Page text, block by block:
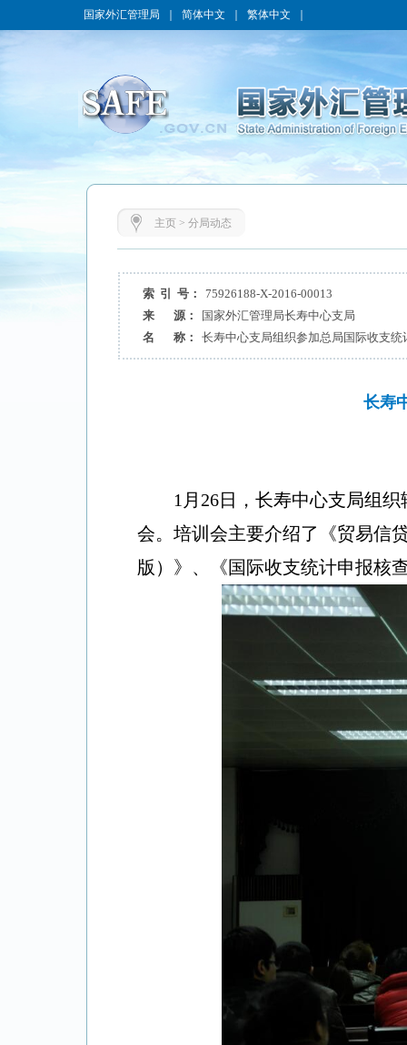
国家外汇管理局 简体中文 繁体中文
主页> 分局动态
索 引 号：
75926188-X-2016-00013
来 源：
国家外汇管理局长寿中心支局
名 称：
长寿中心支局组织参加总局国际收支统
长寿
1 月 26日，长寿中心支局组织
会。培训会主要介绍了《贸易信
版）》、《国际收支统计申报核